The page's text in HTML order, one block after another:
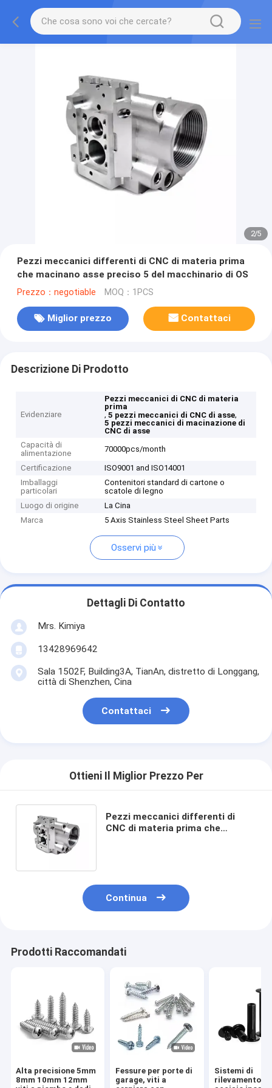
2/5
Pezzi meccanici differenti di CNC di materia prima
che macinano asse preciso 5 del macchinario di OS
Prezzo：negotiable MOQ：1PCS
Miglior prezzo Contattaci
Descrizione Di Prodotto
Evidenziare
Pezzi meccanici di CNC di materia
prima
,5 pezzi meccanici di CNC di asse,
5 pezzi meccanici di macinazione di
CNC di asse
Capacità di
alimentazione
70000pcs/month
Certificazione
ISO9001 and ISO14001
Imballaggi
particolari
Contenitori standard di cartone o
scatole di legno
Luogo di origine
La Cina
Marca
5 Axis Stainless Steel Sheet Parts
Osservi più
Dettagli Di Contatto
Mrs. Kimiya
13428969642
Sala 1502F, Building3A, TianAn, distretto di Longgang,
città di Shenzhen, Cina
Contattaci
Ottieni Il Miglior Prezzo Per
Pezzi meccanici differenti di
CNC di materia prima che
Continua
Prodotti Raccomandati
Alta precisione 5mm
8mm 10mm 12mm
Fessure per porte di
garage, viti a
Sistemi di
rilevamento di